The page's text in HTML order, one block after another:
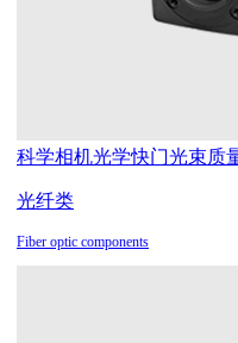
科学相机光学快门光束质
光纤类
Fiber optic components